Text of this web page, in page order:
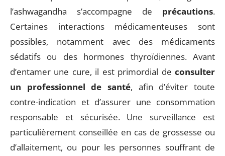
l’ashwagandha s’accompagne de précautions.
Certaines interactions médicamenteuses sont
possibles, notamment avec des médicaments
sédatifs ou des hormones thyroïdiennes. Avant
d’entamer une cure, il est primordial de consulter
un professionnel de santé, afin d’éviter toute
contre-indication et d’assurer une consommation
responsable et sécurisée. Une surveillance est
particulièrement conseillée en cas de grossesse ou
d’allaitement, ou pour les personnes souffrant de